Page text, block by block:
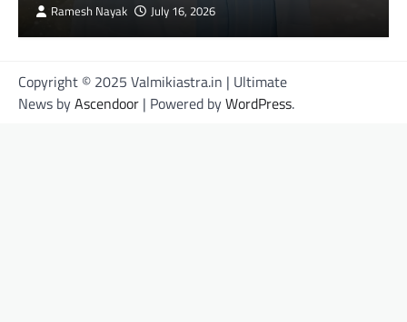
Ramesh Nayak July 16, 2026
Copyright © 2025 Valmikiastra.in | Ultimate
News byAscendoor | Powered byWordPress.